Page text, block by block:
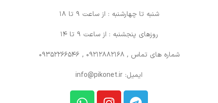
شنبه تا چهارشنبه : از ساعت 9 تا 18
روزهای پنجشنبه : از ساعت 9 تا 14
شماره های تماس , 09212882168 , 09352266546
ایمیل: info@pikonet.ir